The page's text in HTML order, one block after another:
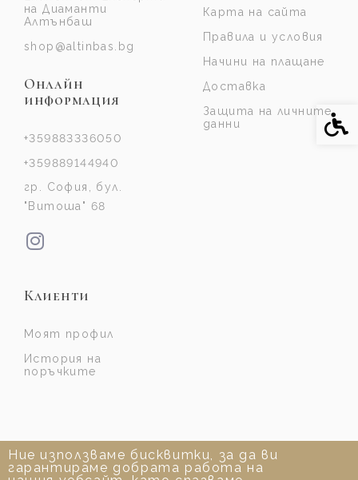
Ние използваме бисквитки, за да ви
гарантираме добрата работа на
на Диаманти
Алтънбаш
shop@altinbas.bg
Онлайн
информация
+359883336050
+359889144940
гр. София, бул.
"Витоша" 68
Карта на сайта
Правила и условия
Начини на плащане
Доставка
Защита на личните
данни
Клиенти
Моят профил
История на
поръчките